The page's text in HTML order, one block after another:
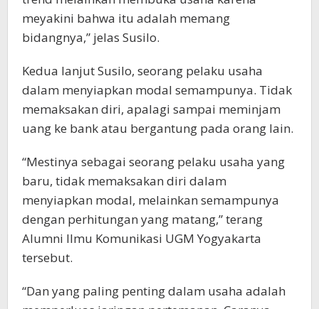
meyakini bahwa itu adalah memang
bidangnya,” jelas Susilo.
Kedua lanjut Susilo, seorang pelaku usaha
dalam menyiapkan modal semampunya. Tidak
memaksakan diri, apalagi sampai meminjam
uang ke bank atau bergantung pada orang lain.
“Mestinya sebagai seorang pelaku usaha yang
baru, tidak memaksakan diri dalam
menyiapkan modal, melainkan semampunya
dengan perhitungan yang matang,” terang
Alumni Ilmu Komunikasi UGM Yogyakarta
tersebut.
“Dan yang paling penting dalam usaha adalah